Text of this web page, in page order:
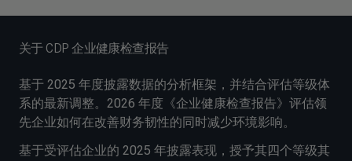
关于 CDP 企业健康检查报告
基于 2025 年度披露数据的分析框架，并结合评估等级体
系的最新调整。2026 年度《企业健康检查报告》评估领
先企业如何在改善财务韧性的同时减少环境影响。
基于受评估企业的 2025 年披露表现，授予其四个等级其